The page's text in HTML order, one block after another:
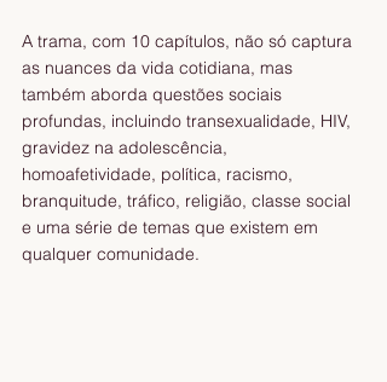
A trama, com 10 capítulos, não só captura
as nuances da vida cotidiana, mas
também aborda questões sociais
profundas, incluindo transexualidade, HIV,
gravidez na adolescência,
homoafetividade, política, racismo,
branquitude, tráfico, religião, classe social
e uma série de temas que existem em
qualquer comunidade.